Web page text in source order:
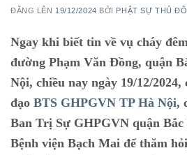
ĐĂNG LÊN 19/12/2024 BỞI PHẬT SỰ THỦ ĐÔ
Ngay khi biết tin về vụ cháy
đường Phạm Văn Đồng, quận
Nội, chiều nay ngày 19/12/
đạo BTS GHPGVN TP Hà Nội,
Ban Trị Sự GHPGVN quận
Bệnh viện Bạch Mai để thăm